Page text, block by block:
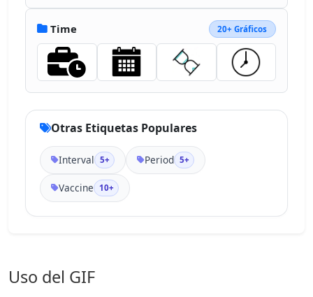
Time 20+ Gráficos
Otras Etiquetas Populares
Interval 5+ Period 5+
Vaccine 10+
Uso del GIF